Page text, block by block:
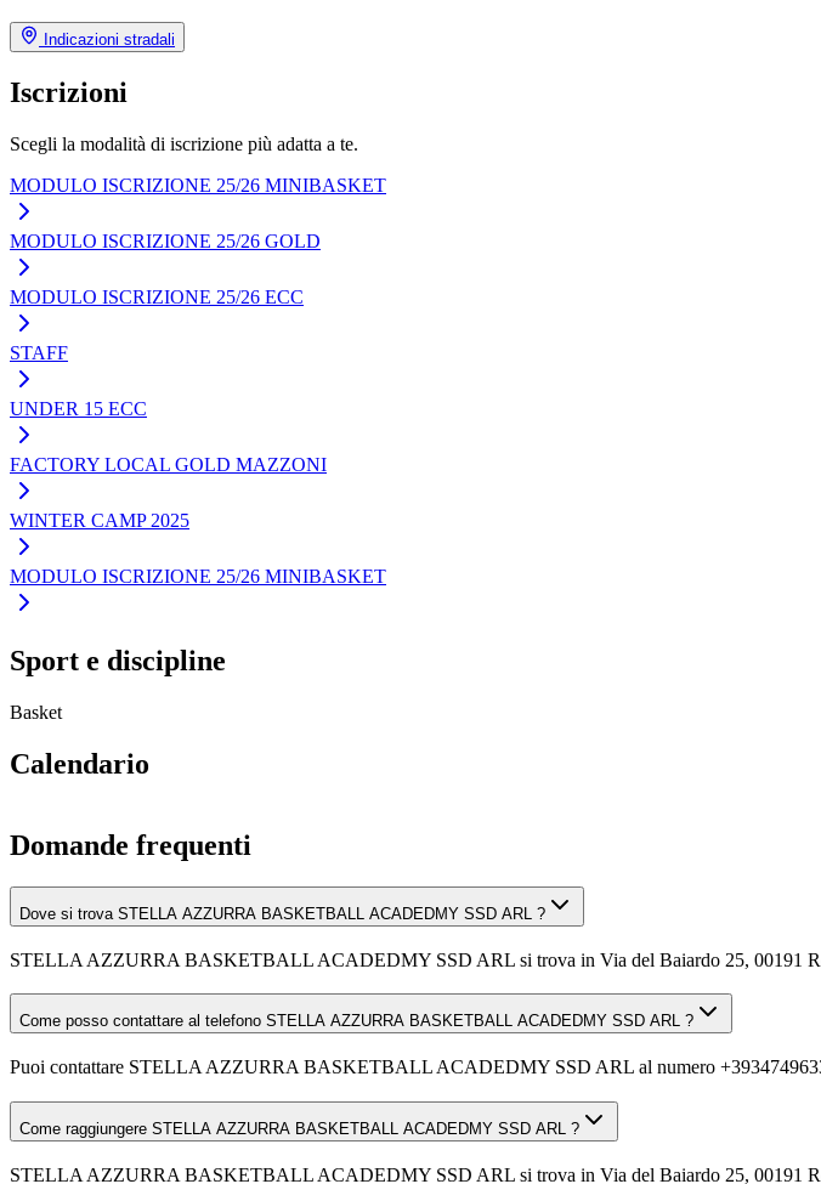
Indicazioni stradali
Iscrizioni
Scegli la modalità di iscrizione più adatta a te.
MODULO ISCRIZIONE 25/26 MINIBASKET
MODULO ISCRIZIONE 25/26 GOLD
MODULO ISCRIZIONE 25/26 ECC
STAFF
UNDER 15 ECC
FACTORY LOCAL GOLD MAZZONI
WINTER CAMP 2025
MODULO ISCRIZIONE 25/26 MINIBASKET
Sport e discipline
Basket
Calendario
Domande frequenti
Dove si trova STELLA AZZURRA BASKETBALL ACADEDMY SSD ARL ?
STELLA AZZURRA BASKETBALL ACADEDMY SSD ARL si trova in Via del Baiardo 25, 00191
Come posso contattare al telefono STELLA AZZURRA BASKETBALL ACADEDMY SSD ARL ?
Puoi contattare STELLA AZZURRA BASKETBALL ACADEDMY SSD ARL al numero
Come raggiungere STELLA AZZURRA BASKETBALL ACADEDMY SSD ARL ?
STELLA AZZURRA BASKETBALL ACADEDMY SSD ARL si trova in Via del Baiardo 25, 00191